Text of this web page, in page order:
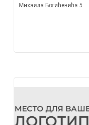
Михаила Богићевића 5